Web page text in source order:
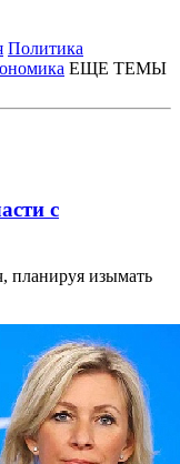
Политика
ЕЩЕ ТЕМЫ
с
планируя изымать